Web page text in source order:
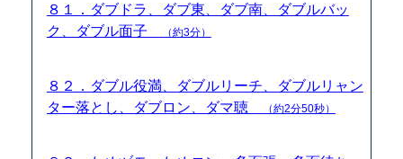
８１．ダブドラ、ダブ東、ダブ南、ダブルバッ
ク、ダブル面子
（約3分）
８２．ダブル役満、ダブルリーチ、ダブルリャン
ター落とし、ダブロン、ダマ聴
（約2分50秒）